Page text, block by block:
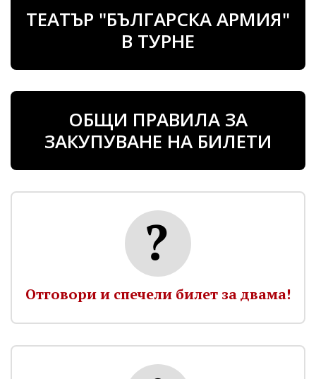
ТЕАТЪР "БЪЛГАРСКА АРМИЯ"
В ТУРНЕ
ОБЩИ ПРАВИЛА ЗА
ЗАКУПУВАНЕ НА БИЛЕТИ
Отговори и спечели билет за двама!